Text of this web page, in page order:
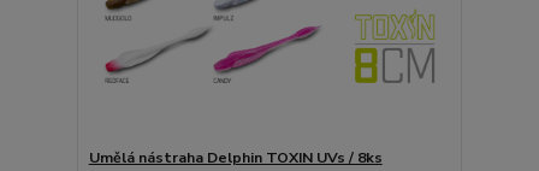
Umělá nástraha Delphin TOXIN UVs / 8ks